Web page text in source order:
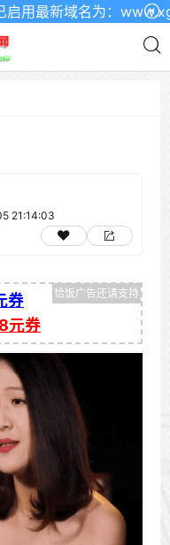
用最新域名为：
21:14:03
券
元券